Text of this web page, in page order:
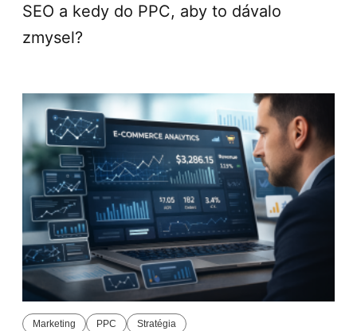
SEO a kedy do PPC, aby to dávalo
zmysel?
Marketing PPC Stratégia